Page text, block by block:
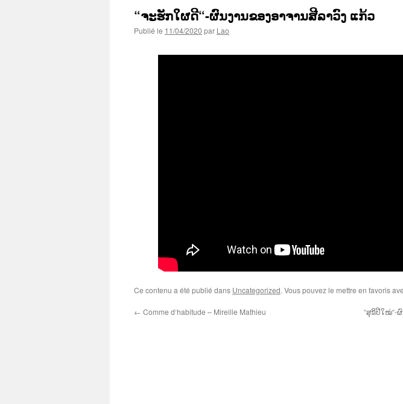
“ຈະຮັກໃຜດີ“-ຜົນງານຂອງອາຈານສີລາວົງ ແກ້ວ
Publié le 11/04/2020 par Lao
Ce contenu a été publié dans Uncategorized. Vous pouvez le mettre en favoris
← Comme d‘habitude – Mireille Mathieu “ສຸຂິປີໃໝ່“-